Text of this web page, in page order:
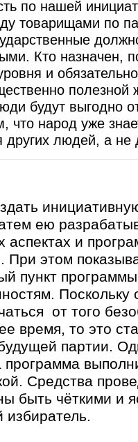
по нашей
товарищами по
Кто назначен,
и
полезной
будут выгодно
что народ уже
людей, а не
ею
аспектах и
При этом
пункт
Поскольку
от того
время, то это
партии.
программа
Средства
быть чёткими и
избиратель.